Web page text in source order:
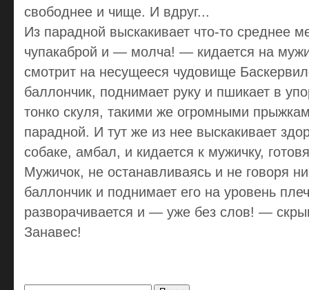
свободнее и чище. И вдруг...
Из парадной выскакивает что-то среднее
чупакаброй и — молча! — кидается на
смотрит на несущееся чудовище
баллончик, поднимает руку и пшикает в
тонко скуля, такими же огромными
парадной. И тут же из нее выскакивает
собаке, амбал, и кидается к мужичку,
Мужичок, не останавливаясь и не говоря
баллончик и поднимает его на уровень
разворачивается и — уже без слов! —
Занавес!